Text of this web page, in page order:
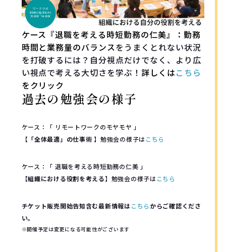
ケース『退職を考える時短勤務の仁美』：勤務
時間と業務量のバランスをうまくとれない状況
を打破するには？自分視点だけでなく、より広
い視点で考える大切さを学ぶ！詳しくはこちら
をクリック
過去の勉強会の様子
ケース：「 リモートワークのモヤモヤ 」
【 「全体最適」の仕事術】勉強会の様子はこちら
ケース：「 退職を考える時短勤務の仁美 」
【組織における役割を考える】勉強会の様子はこちら
チケット販売開始告知含む最新情報はこちらからご確認くださ
い。
※開催予定は変更になる可能性がございます